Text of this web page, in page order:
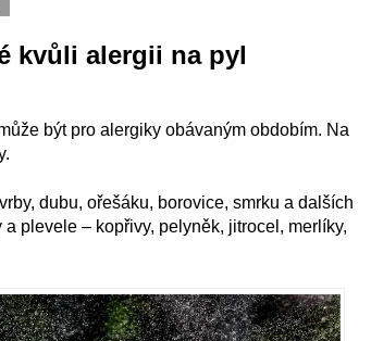
kvůli alergii na pyl
být pro alergiky obávaným obdobím. Na
dubu, ořešáku, borovice, smrku a dalších
plevele – kopřivy, pelyněk, jitrocel, merlíky,